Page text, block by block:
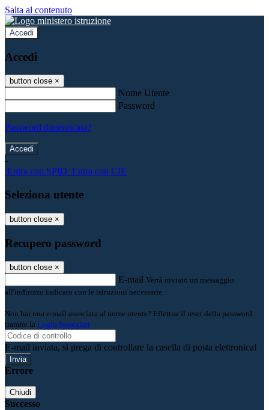
Salta al contenuto
Accedi
Accedi
button close ×
Nome Utente
Password
Password dimenticata?
-
Entra con SPID Entra con CIE
Seleziona utente
button close ×
Recupero password
button close ×
E-mail Verrà inviato un messaggio
all'indirizzo indicato con le istruzioni necessarie.
Non hai una e-mail associata al nome utente? Effettua il reset della password
tramite la Login Spaggiari
E-mail inviata, si prega di controllare la casella di posta elettronica!
Errore
Chiudi
Successo